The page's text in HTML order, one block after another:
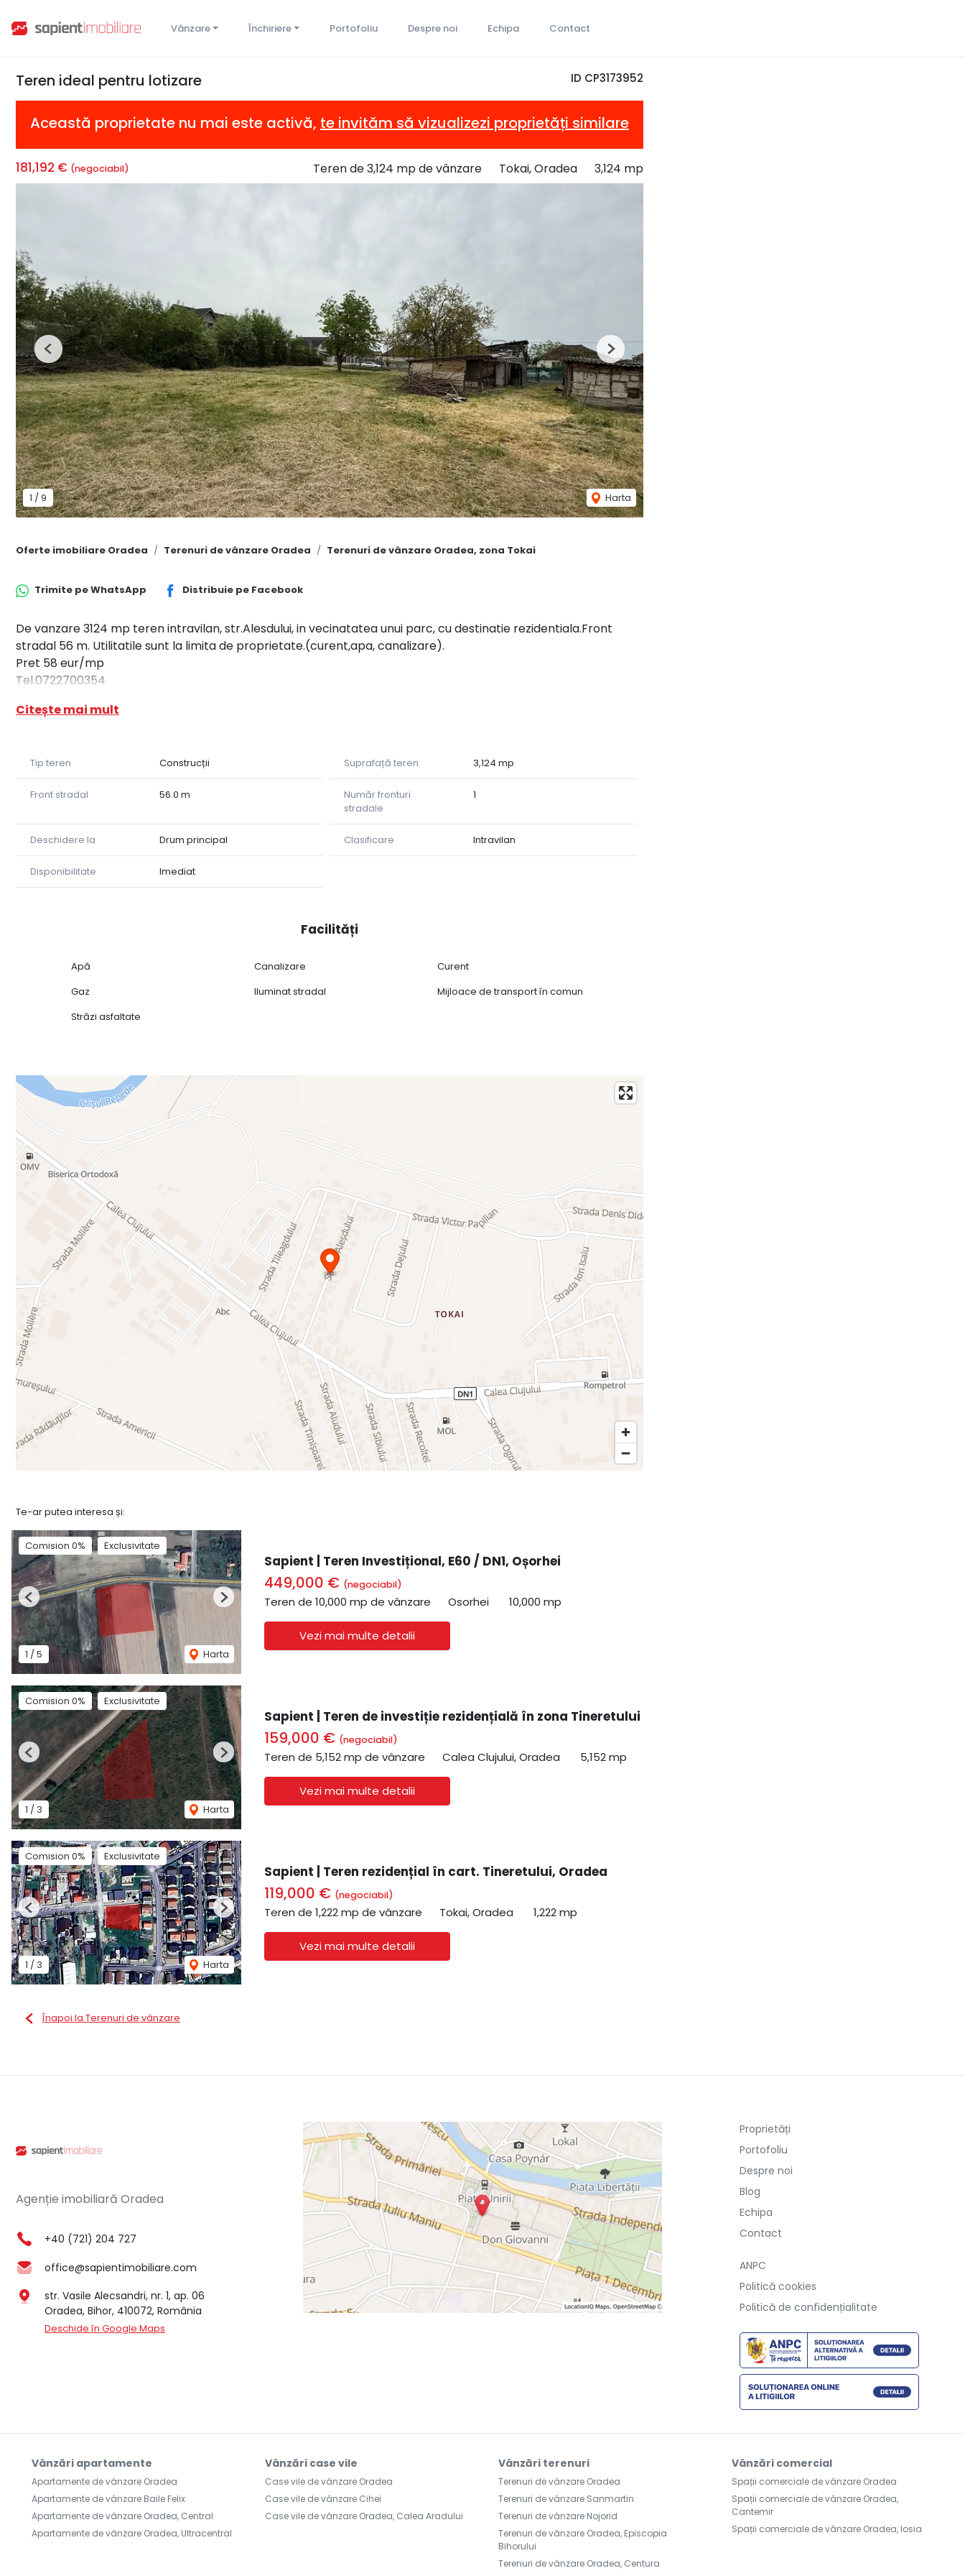
Vânzare Închiriere Portofoliu Despre noi Echipa Contact
ID CP3173952
Teren ideal pentru lotizare
Această proprietate nu mai este activă, te invităm să vizualizezi proprietăți similare
181,192 € (negociabil) Teren de 3,124 mp de vânzare Tokai, Oradea 3,124 mp
1 / 9 Harta
Previous Next
Oferte imobiliare Oradea Terenuri de vânzare Oradea Terenuri de vânzare Oradea, zona Tokai
Trimite peWhatsApp Distribuie pe Facebook
De vanzare 3124 mp teren intravilan, str.Alesdului, in vecinatatea unui parc, cu destinatie rezidentiala.Front
stradal 56 m. Utilitatile sunt la limita de proprietate.(curent,apa, canalizare).
Pret 58 eur/mp
Tel.0722700354
Citește mai mult
Tip teren Construcții Suprafață teren 3,124 mp
Front stradal 56.0 m
Număr fronturi
stradale
1
Deschidere la Drum principal Clasificare Intravilan
Disponibilitate Imediat
Facilități
Apă Canalizare
Curent
Gaz
Iluminat stradal
Mijloace de transport în comun
Străzi asfaltate
Te-ar putea interesa și:
Comision 0% Exclusivitate
1 /5 Harta
Previous Next
Sapient | Teren Investițional, E60 / DN1, Oșorhei
449,000 € (negociabil)
Teren de 10,000 mp de vânzare Osorhei 10,000 mp
Vezi mai multe detalii
Comision 0% Exclusivitate
1 / 3 Harta
Previous Next
Sapient | Teren de investiție rezidențială în zona Tineretului
159,000 € (negociabil)
Teren de 5,152 mp de vânzare Calea Clujului, Oradea 5,152 mp
Vezi mai multe detalii
Comision 0% Exclusivitate
1 / 3 Harta
Previous Next
Sapient | Teren rezidențial în cart. Tineretului, Oradea
119,000 € (negociabil)
Teren de 1,222 mp de vânzare Tokai, Oradea 1,222 mp
Vezi mai multe detalii
Înapoi la Terenuri de vânzare
Agenție imobiliară Oradea
+40 (721) 204 727
office@sapientimobiliare.com
str. Vasile Alecsandri, nr. 1, ap. 06
Oradea, Bihor, 410072, România
Deschide în Google Maps
Proprietăți
Portofoliu
Despre noi
Blog
Echipa
Contact
ANPC
Politică cookies
Politică de confidențialitate
Vânzări apartamente
Apartamente de vânzare Oradea
Apartamente de vânzare Baile Felix
Apartamente de vânzare Oradea, Central
Apartamente de vânzare Oradea, Ultracentral
Vânzări case vile
Case vile de vânzare Oradea
Case vile de vânzare Cihei
Case vile de vânzare Oradea, Calea Aradului
Vânzări terenuri
Terenuri de vânzare Oradea
Terenuri de vânzare Sanmartin
Terenuri de vânzare Nojorid
Terenuri de vânzare Oradea, Episcopia
Bihorului
Terenuri de vânzare Oradea, Centura
Vânzări comercial
Spații comerciale de vânzare Oradea
Spații comerciale de vânzare Oradea,
Cantemir
Spații comerciale de vânzare Oradea, Iosia